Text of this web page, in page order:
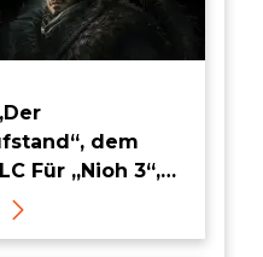
dem
Für „Nioh 3“,
August in die